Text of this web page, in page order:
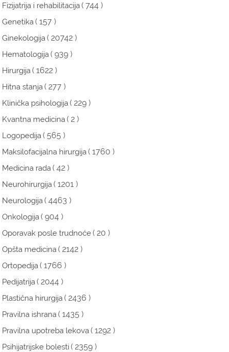
Fizijatrija i rehabilitacija( 744 )
Genetika( 157 )
Ginekologija( 20742 )
Hematologija( 939 )
Hirurgija( 1622 )
Hitna stanja( 277 )
Klinička psihologija( 229 )
Kvantna medicina( 2 )
Logopedija( 565 )
Maksilofacijalna hirurgija( 1760 )
Medicina rada( 42 )
Neurohirurgija( 1201 )
Neurologija( 4463 )
Onkologija( 904 )
Oporavak posle trudnoće( 20 )
Opšta medicina( 2142 )
Ortopedija( 1766 )
Pedijatrija( 2044 )
Plastična hirurgija( 2436 )
Pravilna ishrana( 1435 )
Pravilna upotreba lekova( 1292 )
Psihijatrijske bolesti( 2359 )